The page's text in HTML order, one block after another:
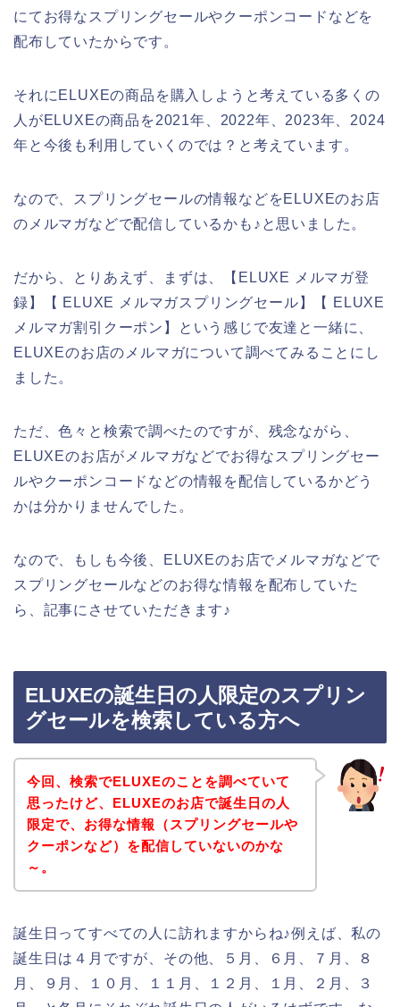
にてお得なスプリングセールやクーポンコードなどを
配布していたからです。
それにELUXEの商品を購入しようと考えている多くの
人がELUXEの商品を2021年、2022年、2023年、2024
年と今後も利用していくのでは？と考えています。
なので、スプリングセールの情報などをELUXEのお店
のメルマガなどで配信しているかも♪と思いました。
だから、とりあえず、まずは、【ELUXE メルマガ登
録】【 ELUXE メルマガスプリングセール】【 ELUXE
メルマガ割引クーポン】という感じで友達と一緒に、
ELUXEのお店のメルマガについて調べてみることにし
ました。
ただ、色々と検索で調べたのですが、残念ながら、
ELUXEのお店がメルマガなどでお得なスプリングセー
ルやクーポンコードなどの情報を配信しているかどう
かは分かりませんでした。
なので、もしも今後、ELUXEのお店でメルマガなどで
スプリングセールなどのお得な情報を配布していた
ら、記事にさせていただきます♪
ELUXEの誕生日の人限定のスプリン
グセールを検索している方へ
今回、検索でELUXEのことを調べていて
思ったけど、ELUXEのお店で誕生日の人
限定で、お得な情報（スプリングセールや
クーポンなど）を配信していないのかな
～。
誕生日ってすべての人に訪れますからね♪例えば、私の
誕生日は４月ですが、その他、５月、６月、７月、８
月、９月、１０月、１１月、１２月、１月、２月、３